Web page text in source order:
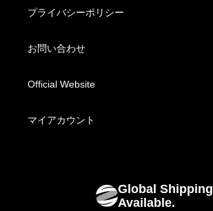
BACKLASH THE DENIM
BACKLASH XX Yohji Yamamoto
Leather Bottoms
Fabric Wear
Fabric Bottoms
Footwear
特定商取引法に基づく表記
配送方法・送料について
お支払い方法について
海外発送について
プライバシーポリシー
お問い合わせ
Official Website
マイアカウント
Global Shipping
Available.